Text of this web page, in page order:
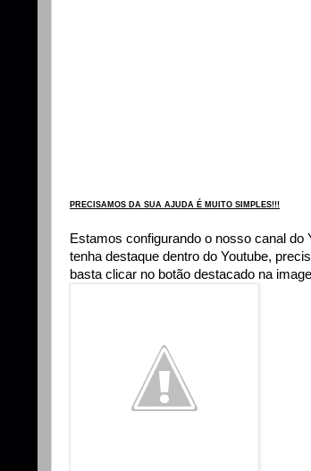
PRECISAMOS DA SUA AJUDA É MUITO SIMPLES!!!
Estamos configurando o nosso canal
tenha destaque dentro do Youtube,
basta clicar no botão destacado na